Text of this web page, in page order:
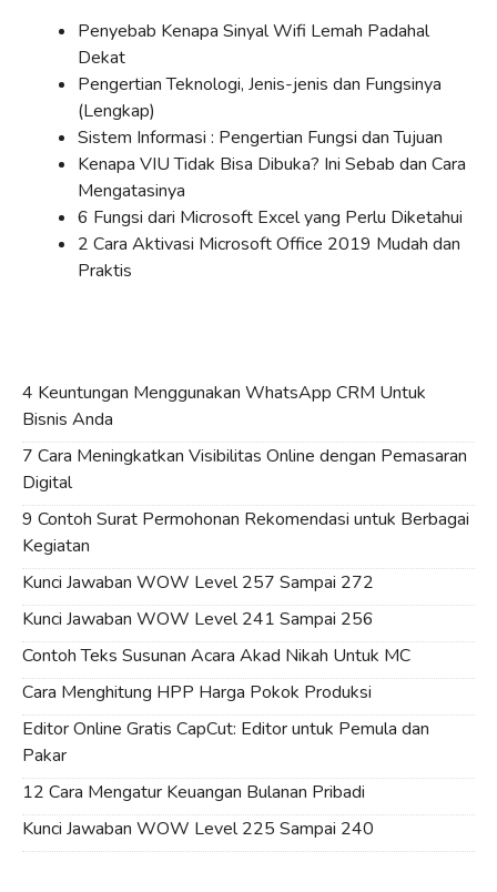
Penyebab Kenapa Sinyal Wifi Lemah Padahal
Dekat
Pengertian Teknologi, Jenis-jenis dan Fungsinya
(Lengkap)
Sistem Informasi : Pengertian Fungsi dan Tujuan
Kenapa VIU Tidak Bisa Dibuka? Ini Sebab dan Cara
Mengatasinya
6 Fungsi dari Microsoft Excel yang Perlu Diketahui
2 Cara Aktivasi Microsoft Office 2019 Mudah dan
Praktis
4 Keuntungan Menggunakan WhatsApp CRM Untuk
Bisnis Anda
7 Cara Meningkatkan Visibilitas Online dengan Pemasaran
Digital
9 Contoh Surat Permohonan Rekomendasi untuk Berbagai
Kegiatan
Kunci Jawaban WOW Level 257 Sampai 272
Kunci Jawaban WOW Level 241 Sampai 256
Contoh Teks Susunan Acara Akad Nikah Untuk MC
Cara Menghitung HPP Harga Pokok Produksi
Editor Online Gratis CapCut: Editor untuk Pemula dan
Pakar
12 Cara Mengatur Keuangan Bulanan Pribadi
Kunci Jawaban WOW Level 225 Sampai 240